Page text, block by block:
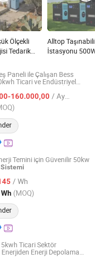
Ölçekli
Tedarik
Şebekesi 30
nedir?
Alltop
İstasyonu
Jeneratörü
Kaynağı Şarjlı
nedir?
Paneli ile Çalışan Bess
Ticari ve Endüstriyel
Sistemi
160.000,00 / Ayarla
Temini için Güvenilir 50kw
Sistemi
/ Wh
(MOQ)
Luoyang Co., Ltd
Ticari Sektör
Enerji Depolama